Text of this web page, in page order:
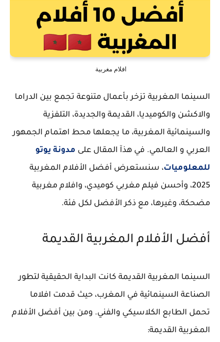
افلام مغربية
السينما المغربية تزخر بأعمال متنوعة تجمع بين الدراما
والاكشن والكوميديا، القديمة والجديدة، التلفزية
والسينمائية المغربية، ما يجعلها محط اهتمام الجمهور
العربي و العالمي. في هذآ المقال على مدونة يوتو
للمعلوميات، سنستعرض أفضل الأفلام المغربية
2025، وأحسن فيلم مغربي كوميدي، وافلام مغربية
مضحكة، وغيرها، مع ذكر الأفضل لكل فئة.
أفضل الأفلام المغربية القديمة
السينما المغربية القديمة كانت البداية الحقيقية لتطور
الصناعة السينمائية في المغرب، حيث قدمت افلاما
تحمل الطابع الكلاسيكي والفني. ومن بين أفضل الأفلام
المغربية القديمة: